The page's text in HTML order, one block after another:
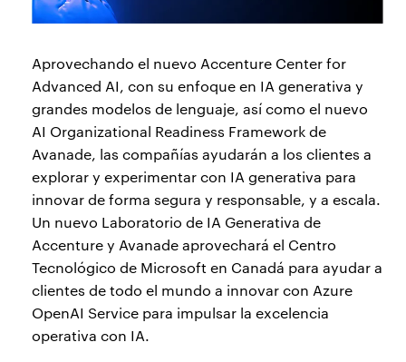
Aprovechando el nuevo Accenture Center for
Advanced AI, con su enfoque en IA generativa y
grandes modelos de lenguaje, así como el nuevo
AI Organizational Readiness Framework de
Avanade, las compañías ayudarán a los clientes a
explorar y experimentar con IA generativa para
innovar de forma segura y responsable, y a escala.
Un nuevo Laboratorio de IA Generativa de
Accenture y Avanade aprovechará el Centro
Tecnológico de Microsoft en Canadá para ayudar a
clientes de todo el mundo a innovar con Azure
OpenAI Service para impulsar la excelencia
operativa con IA.